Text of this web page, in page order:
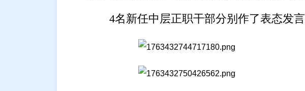
4名新任中层正职干部分别作了表态发言